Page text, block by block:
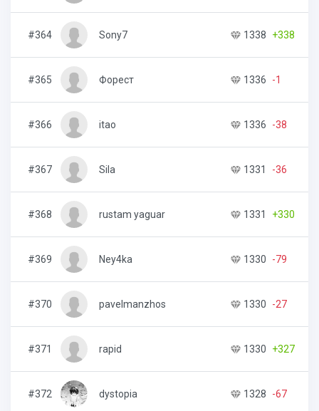
#364 Sony7 1338 +338
#365 Форест 1336 -1
#366 itao 1336 -38
#367 Sila 1331 -36
#368 rustam yaguar 1331 +330
#369 Ney4ka 1330 -79
#370 pavelmanzhos 1330 -27
#371 rapid 1330 +327
#372 dystopia 1328 -67